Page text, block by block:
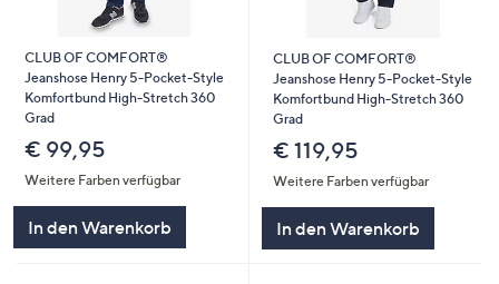
CLUB OF COMFORT®
Jeanshose Henry 5-Pocket-Style
Komfortbund High-Stretch 360
Grad
€ 99,95
Weitere Farben verfügbar
In den Warenkorb
CLUB OF COMFORT®
Jeanshose Henry 5-Pocket-Style
Komfortbund High-Stretch 360
Grad
€ 119,95
Weitere Farben verfügbar
In den Warenkorb